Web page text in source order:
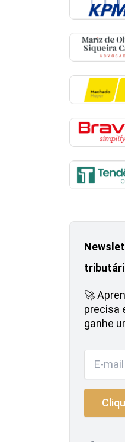
🚀
precisa
ganhe